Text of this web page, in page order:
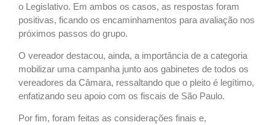
o Legislativo. Em ambos os casos, as respostas foram
positivas, ficando os encaminhamentos para avaliação nos
próximos passos do grupo.
O vereador destacou, ainda, a importância de a categoria
mobilizar uma campanha junto aos gabinetes de todos os
vereadores da Câmara, ressaltando que o pleito é legítimo,
enfatizando seu apoio com os fiscais de São Paulo.
Por fim, foram feitas as considerações finais e,